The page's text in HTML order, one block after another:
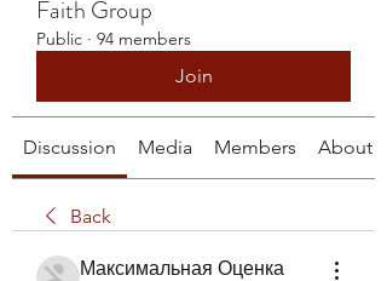
Faith Group
Public · 94 members
Join
Discussion Media Members About
Back
Максимальная Оценка